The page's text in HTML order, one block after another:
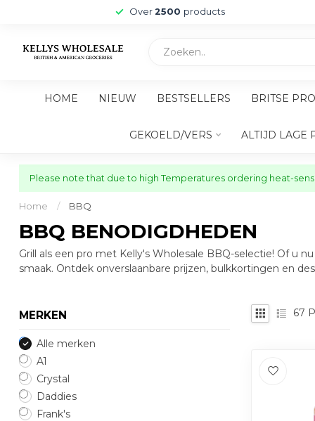
Over 2500 products
HOME NIEUW BESTSELLERS BRITSE
GEKOELD/VERS ALTIJD LAGE
Please note that due to high Temperatures ordering heat-
Home / BBQ
BBQ BENODIGDHEDEN
Grill als een pro met Kelly's Wholesale BBQ-selectie! Of u
smaak. Ontdek onverslaanbare prijzen, bulkkortingen en
MERKEN
Alle merken
A1
Crystal
Daddies
Frank's
67